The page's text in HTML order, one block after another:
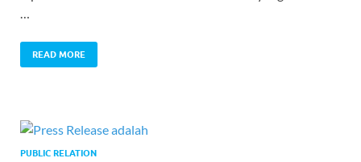
READ MORE
PUBLIC RELATION